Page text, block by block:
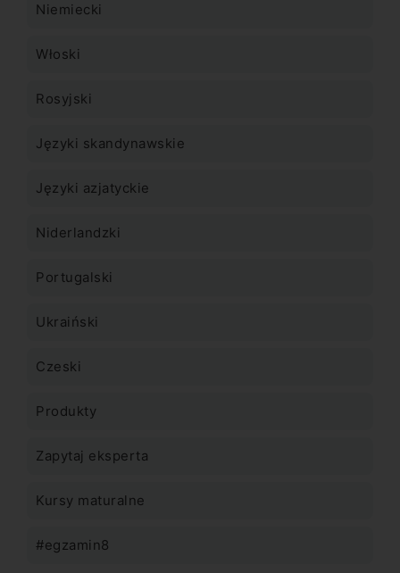
Niemiecki
Włoski
Rosyjski
Języki skandynawskie
Języki azjatyckie
Niderlandzki
Portugalski
Ukraiński
Czeski
Produkty
Zapytaj eksperta
Kursy maturalne
#egzamin8